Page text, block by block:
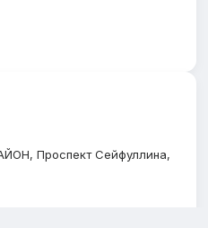
Проспект Сейфуллина,